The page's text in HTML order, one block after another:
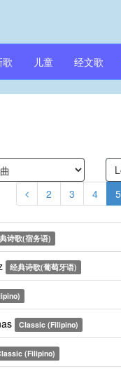
歌 儿童 经文歌
2 3 4 5
诗歌(宿务语)
经典诗歌(葡萄牙语)
Classic (Filipino)
(Filipino)